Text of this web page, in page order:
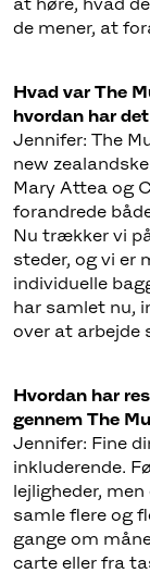
de mener, at
Hvad var The
hvordan har
Jennifer: The
new
Mary Attea og
forandrede
Nu trækker vi
steder, og vi er
individuelle
har samlet nu,
over at arbejde
Hvordan har
gennem The
Jennifer: Fine
inkluderende.
lejligheder,
samle flere og
gange om
carte eller fra